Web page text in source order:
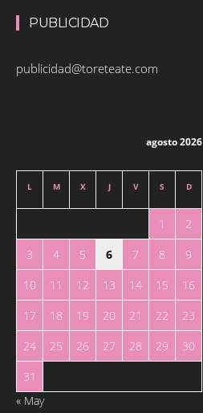
PUBLICIDAD
publicidad@toreteate.com
agosto 2026
L M X J V S D
1
2
3
4 5 6 7 8
9
10
11 12 13 14 15
16
17
18 19 20 21 22
23
24
25 26 27 28 29
30
31
« May